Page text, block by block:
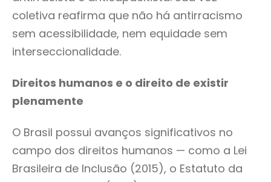
coletiva reafirma que não há antirracismo
sem acessibilidade, nem equidade sem
interseccionalidade.
Direitos humanos e o direito de existir
plenamente
O Brasil possui avanços significativos no
campo dos direitos humanos — como a Lei
Brasileira de Inclusão (2015), o Estatuto da